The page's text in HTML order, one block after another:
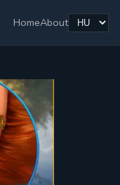
HomeAbout